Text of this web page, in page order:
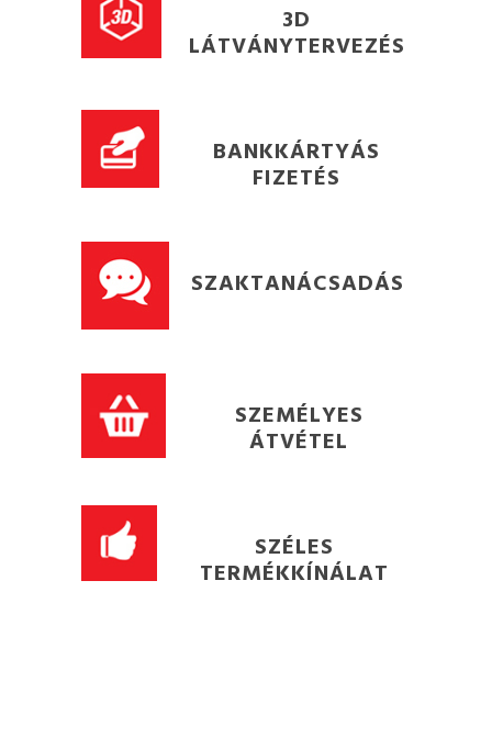
3D
LÁTVÁNYTERVEZÉS
BANKKÁRTYÁS
FIZETÉS
SZAKTANÁCSADÁS
SZEMÉLYES
ÁTVÉTEL
SZÉLES
TERMÉKKÍNÁLAT